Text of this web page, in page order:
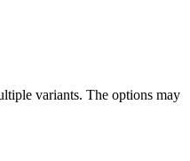
variants. The options may